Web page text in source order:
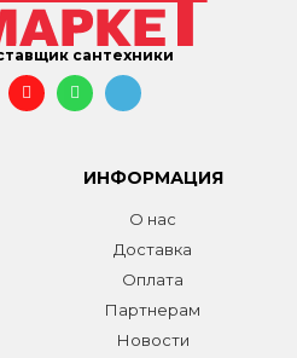
сантехники
ИНФОРМАЦИЯ
О нас
Доставка
Оплата
Партнерам
Новости